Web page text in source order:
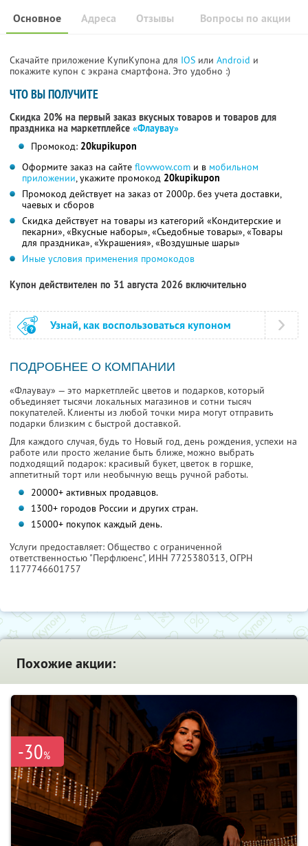
Основное Отзывы Вопросы по акции
Адреса
Скачайте приложение КупиКупона для IOS или Android и
покажите купон с экрана смартфона. Это удобно :)
ЧТО ВЫ ПОЛУЧИТЕ
Скидка 20% на первый заказ вкусных товаров и товаров для
праздника на маркетплейсе «Флаувау»
Промокод: 20kupikupon
Оформите заказ на сайте flowwow.com и в мобильном
приложении, укажите промокод 20kupikupon
Промокод действует на заказ от 2000р. без учета доставки,
чаевых и сборов
Скидка действует на товары из категорий «Кондитерские и
пекарни», «Вкусные наборы», «Съедобные товары», «Товары
для праздника», «Украшения», «Воздушные шары»
Иные условия применения промокодов
Купон действителен по 31 августа 2026 включительно
Узнай, как воспользоваться купоном
ПОДРОБНЕЕ О КОМПАНИИ
«Флаувау» — это маркетплейс цветов и подарков, который
объединяет тысячи локальных магазинов и сотни тысяч
покупателей. Клиенты из любой точки мира могут отправить
подарки близким с быстрой доставкой.
Для каждого случая, будь то Новый год, день рождения, успехи на
работе или просто желание быть ближе, можно выбрать
подходящий подарок: красивый букет, цветок в горшке,
аппетитный торт или необычную вещь ручной работы.
20000+ активных продавцов.
1300+ городов России и других стран.
15000+ покупок каждый день.
Услуги предоставляет: Общество с ограниченной
ответственностью "Перфлюенс", ИНН 7725380313, ОГРН
1177746601757
Похожие акции:
-30%